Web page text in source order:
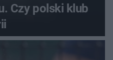
Czy polski klub